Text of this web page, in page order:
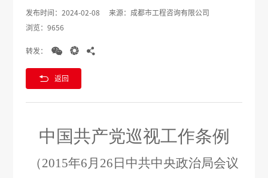
发布时间：2024-02-08 来源：成都市工程咨询有限公司
浏览：9656
转发：   
 返回
中国共产党巡视工作条例
（2015年6月 26 日中共中央政治局会议